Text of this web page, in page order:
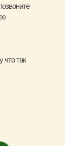
что так